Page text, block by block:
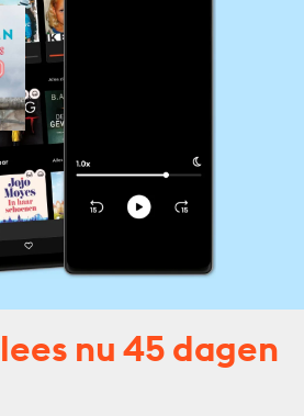
nu 45 dagen